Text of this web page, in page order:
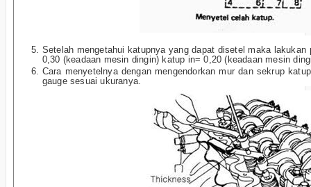
Setelah mengetahui katupnya yang dapat disetel maka
0,30 (keadaan mesin dingin) katup in= 0,20 (keadaan mesin
Cara menyetelnya dengan mengendorkan mur dan sekrup
gauge sesuai ukuranya.